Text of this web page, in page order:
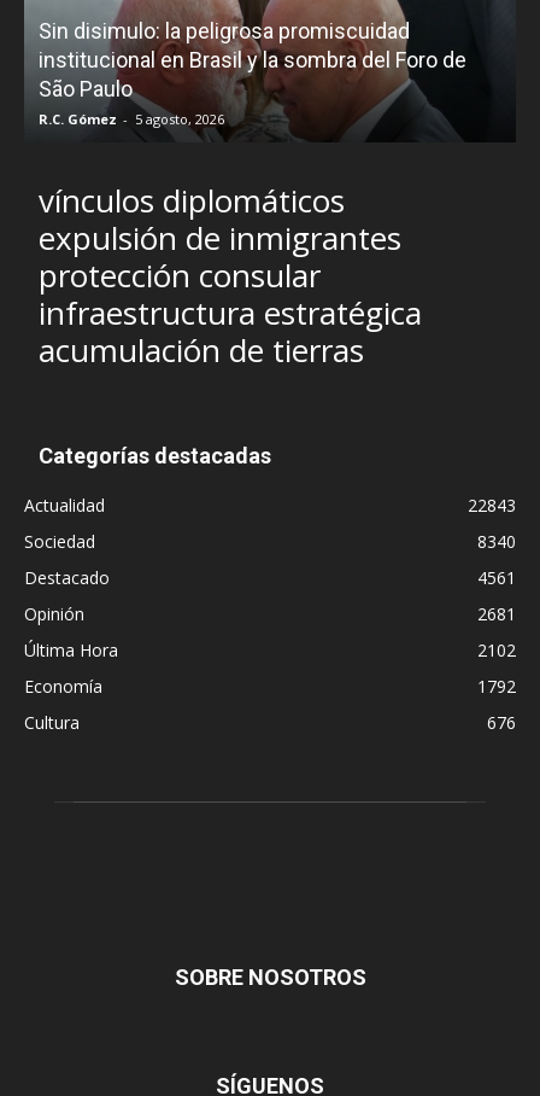
Sin disimulo: la peligrosa promiscuidad
institucional en Brasil y la sombra del Foro de
São Paulo
R.C. Gómez - 5 agosto, 2026
vínculos diplomáticos
expulsión de inmigrantes
protección consular
infraestructura estratégica
acumulación de tierras
Categorías destacadas
Actualidad
22843
Sociedad
8340
Destacado
4561
Opinión
2681
Última Hora
2102
Economía
1792
Cultura
676
SOBRE NOSOTROS
SÍGUENOS